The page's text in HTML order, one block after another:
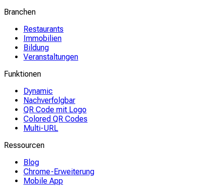
Branchen
Restaurants
Immobilien
Bildung
Veranstaltungen
Funktionen
Dynamic
Nachverfolgbar
QR Code mit Logo
Colored QR Codes
Multi-URL
Ressourcen
Blog
Chrome-Erweiterung
Mobile App